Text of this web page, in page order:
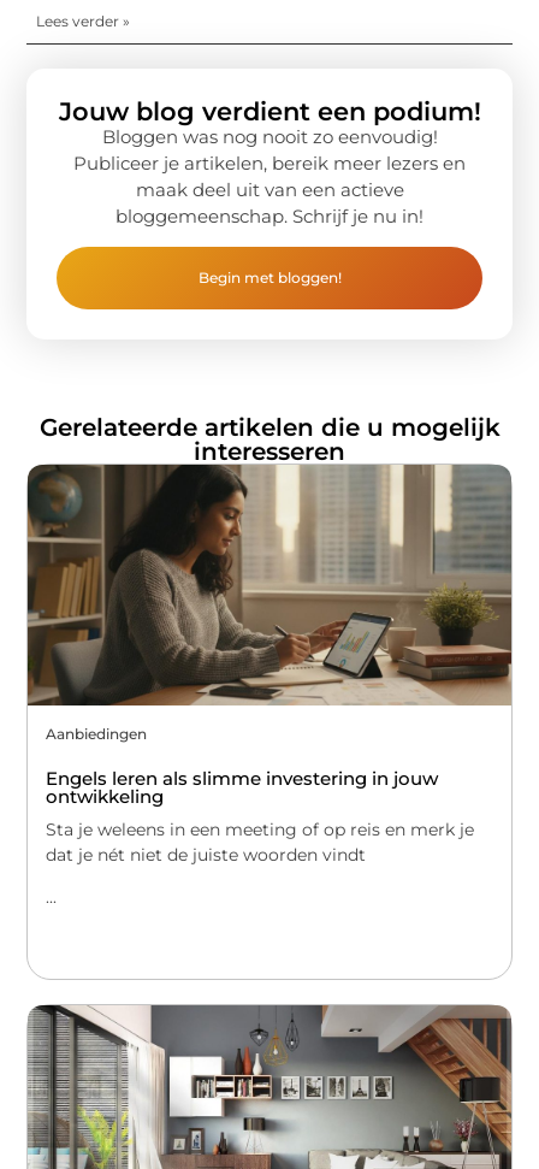
Lees verder »
Jouw blog verdient een podium!
Bloggen was nog nooit zo eenvoudig!
Publiceer je artikelen, bereik meer lezers en
maak deel uit van een actieve
bloggemeenschap. Schrijf je nu in!
Begin met bloggen!
Gerelateerde artikelen die u mogelijk
interesseren
Aanbiedingen
Engels leren als slimme investering in jouw
ontwikkeling
Sta je weleens in een meeting of op reis en merk je
dat je nét niet de juiste woorden vindt
...